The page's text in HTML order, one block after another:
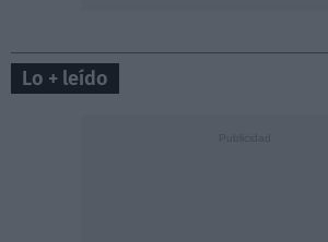
Lo + leído